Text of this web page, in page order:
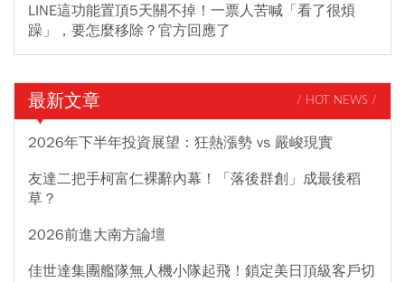
LINE這功能置頂5天關不掉！一票人苦喊「看了很煩
躁」，要怎麼移除？官方回應了
最新文章 / HOT NEWS /
2026年下半年投資展望：狂熱漲勢 vs 嚴峻現實
友達二把手柯富仁裸辭內幕！「落後群創」成最後稻
草？
2026前進大南方論壇
佳世達集團艦隊無人機小隊起飛！鎖定美日頂級客戶切